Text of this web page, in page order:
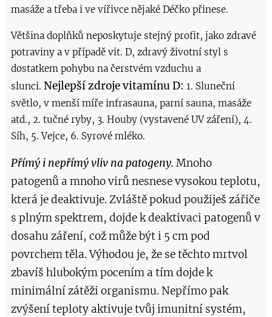
masáže a třeba i ve vířivce nějaké Déčko přinese.
Většina doplňků neposkytuje stejný profit, jako zdravé
potraviny a v případě vit. D, zdravý životní styl s
dostatkem pohybu na čerstvém vzduchu a
slunci. Nejlepší zdroje vitamínu D: 1. Sluneční
světlo, v menší míře infrasauna, parní sauna, masáže
atd., 2. tučné ryby, 3. Houby (vystavené UV záření), 4.
Síh, 5. Vejce, 6. Syrové mléko.
Přímý i nepřímý vliv na patogeny. Mnoho
patogenů a mnoho virů nesnese vysokou teplotu,
která je deaktivuje. Zvláště pokud použiješ zářiče
s plným spektrem, dojde k deaktivaci patogenů v
dosahu záření, což může být i 5 cm pod
povrchem těla. Výhodou je, že se těchto mrtvol
zbavíš hlubokým pocením a tím dojde k
minimální zátěži organismu. Nepřímo pak
zvýšení teploty aktivuje tvůj imunitní systém,